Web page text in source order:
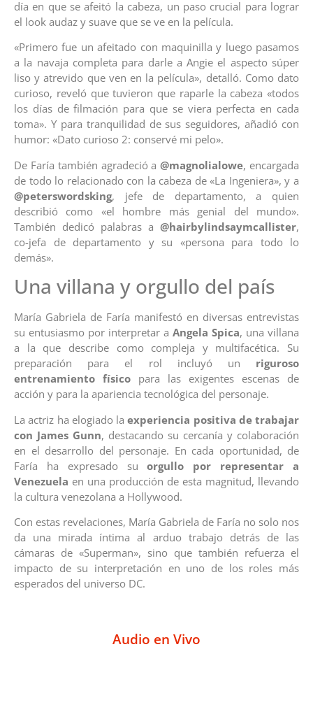
día en que se afeitó la cabeza, un paso crucial para lograr
el look audaz y suave que se ve en la película.
«Primero fue un afeitado con maquinilla y luego pasamos
a la navaja completa para darle a Angie el aspecto súper
liso y atrevido que ven en la película», detalló. Como dato
curioso, reveló que tuvieron que raparle la cabeza «todos
los días de filmación para que se viera perfecta en cada
toma». Y para tranquilidad de sus seguidores, añadió con
humor: «Dato curioso 2: conservé mi pelo».
De Faría también agradeció a@magnolialowe, encargada
de todo lo relacionado con la cabeza de «La Ingeniera», y a
@peterswordsking, jefe de departamento, a quien
describió como «el hombre más genial del mundo».
También dedicó palabras a @hairbylindsaymcallister,
co-jefa de departamento y su «persona para todo lo
demás».
Una villana y orgullo del país
María Gabriela de Faría manifestó en diversas entrevistas
su entusiasmo por interpretar a Angela Spica, una villana
a la que describe como compleja y multifacética. Su
preparación para el rol incluyó un riguroso
entrenamiento físico para las exigentes escenas de
acción y para la apariencia tecnológica del personaje.
La actriz ha elogiado laexperiencia positiva de trabajar
con James Gunn, destacando su cercanía y colaboración
en el desarrollo del personaje. En cada oportunidad, de
Faría ha expresado suorgullo por representar a
Venezuela en una producción de esta magnitud, llevando
la cultura venezolana a Hollywood.
Con estas revelaciones, María Gabriela de Faría no solo nos
da una mirada íntima al arduo trabajo detrás de las
cámaras de «Superman», sino que también refuerza el
impacto de su interpretación en uno de los roles más
esperados del universo DC.
Audio en Vivo